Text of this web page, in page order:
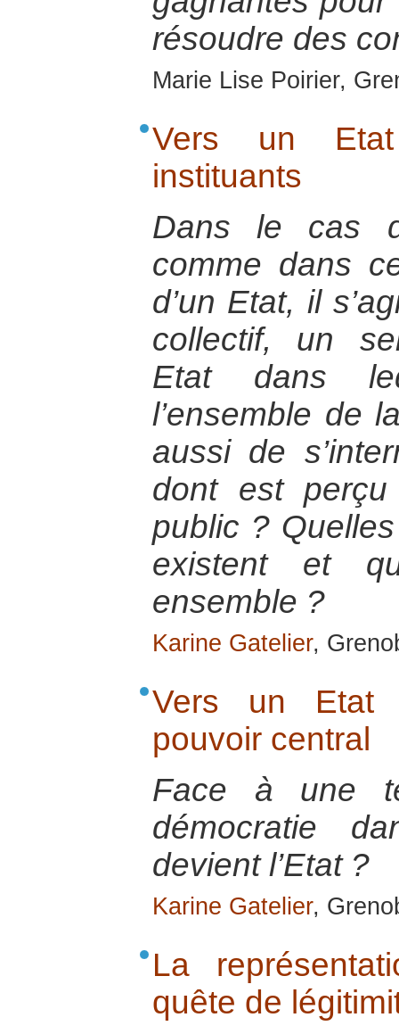
résoudre des
Marie Lise Poirier,
Vers un
instituants
Dans le cas
comme dans
d’un Etat, il
collectif, un
Etat dans
l’ensemble de
aussi de
dont est
public ?
existent et
ensemble ?
Karine Gatelier,
Vers un Etat :
pouvoir central
Face à une
démocratie
devient l’Etat ?
Karine Gatelier,
La
quête de